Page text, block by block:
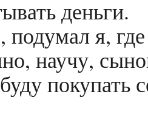
деньги.
подумал я,
научу,
покупать